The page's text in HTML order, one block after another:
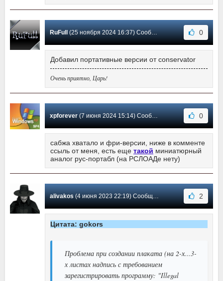
RuFull (25 ноября 2024 16:37) Сообщение #112 0
Добавил портативные версии от conservator
Очень приятно, Царь!
xpforever(7 июня 2024 15:14) Сообщение #111 0
сабжа хватало и фри-версии, ниже в комменте
ссыль от меня, есть еще такой миниатюрный
аналог рус-портабл (на РСЛОАДе нету)
alivakos(4 июня 2023 22:19) Сообщение #110 2
Цитата: gokors
Проблема при создании плаката (на 2-х...3-
х листах надпись с требованием
зарегистрировать программу: "Illegal